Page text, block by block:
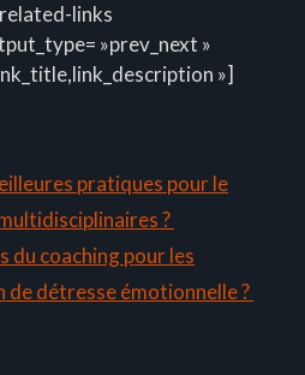
links
»prev_next »
»]
pratiques pour le
?
du coaching pour les
de détresse émotionnelle ?